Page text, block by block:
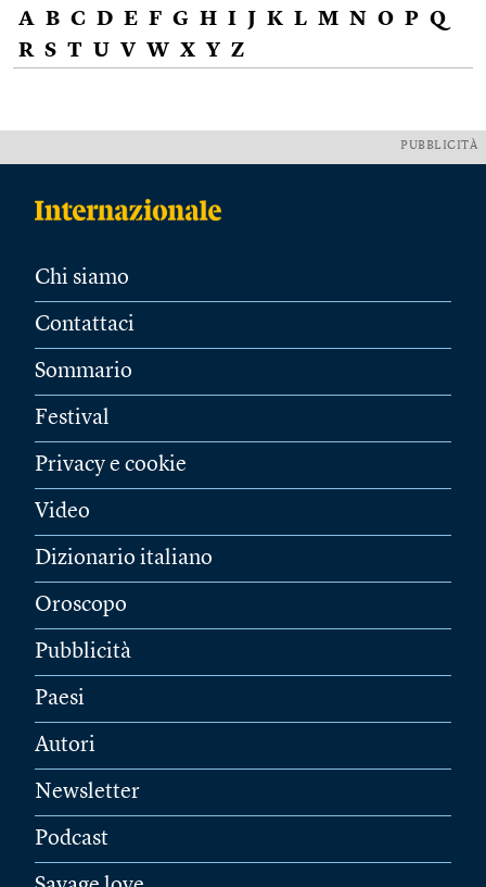
A B C D E F G H I J K L M N O P Q
R S T U V W X Y Z
PUBBLICITÀ
Chi siamo
Contattaci
Sommario
Festival
Privacy e cookie
Video
Dizionario italiano
Oroscopo
Pubblicità
Paesi
Autori
Newsletter
Podcast